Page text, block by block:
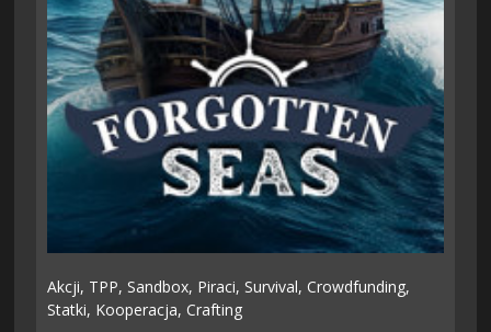
Akcji, TPP,Sandbox, Piraci,Survival,Crowdfunding,
Statki, Kooperacja,Crafting